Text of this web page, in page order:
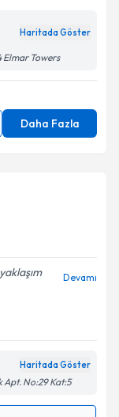
Haritada Göster
Towers
Daha Fazla
Devamı
Haritada Göster
Apt. No:29 Kat:5